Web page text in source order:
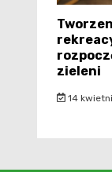
zieleni
14